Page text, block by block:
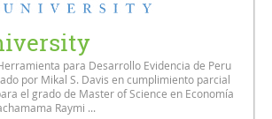
para Desarrollo Evidencia de Peru
por Mikal S. Davis en cumplimiento parcial
el grado de Master of Science en Economía
Raymi ...